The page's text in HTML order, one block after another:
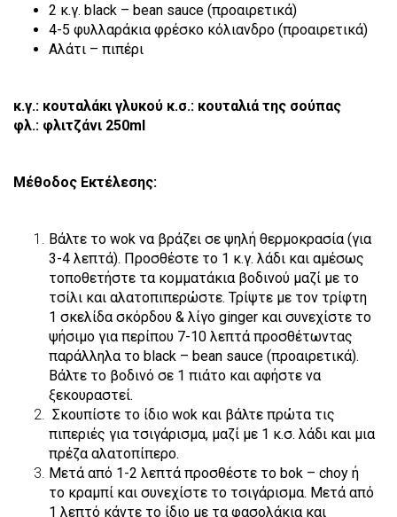
2 κ.γ. black – bean sauce (προαιρετικά)
4-5 φυλλαράκια φρέσκο κόλιανδρο (προαιρετικά)
Αλάτι – πιπέρι
κ.γ.: κουταλάκι γλυκού κ.σ.: κουταλιά της σούπας
φλ.: φλιτζάνι 250ml
Μέθοδος Εκτέλεσης:
Βάλτε το wok να βράζει σε ψηλή θερμοκρασία (για
3-4 λεπτά). Προσθέστε το 1 κ.γ. λάδι και αμέσως
τοποθετήστε τα κομματάκια βοδινού μαζί με το
τσίλι και αλατοπιπερώστε. Τρίψτε με τον τρίφτη
1 σκελίδα σκόρδου & λίγο ginger και συνεχίστε το
ψήσιμο για περίπου 7-10 λεπτά προσθέτωντας
παράλληλα το black – bean sauce (προαιρετικά).
Βάλτε το βοδινό σε 1 πιάτο και αφήστε να
ξεκουραστεί.
Σκουπίστε το ίδιο wok και βάλτε πρώτα τις
πιπεριές για τσιγάρισμα, μαζί με 1 κ.σ. λάδι και μια
πρέζα αλατοπίπερο.
Μετά από 1-2 λεπτά προσθέστε το bok – choy ή
το κραμπί και συνεχίστε το τσιγάρισμα. Μετά από
1 λεπτό κάντε το ίδιο με τα φασολάκια και